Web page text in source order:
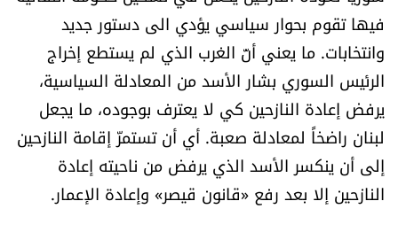
فيها تقوم بحوار سياسي يؤدي الى دستور جديد
وانتخابات. ما يعني أنّ الغرب الذي لم يستطع إخراج
الرئيس السوري بشار الأسد من المعادلة السياسية،
يرفض إعادة النازحين كي لا يعترف بوجوده، ما يجعل
لبنان راضخاً لمعادلة صعبة. أي أن تستمرّ إقامة النازحين
إلى أن ينكسر الأسد الذي يرفض من ناحيته إعادة
النازحين إلا بعد رفع «قانون قيصر» وإعادة الإعمار.